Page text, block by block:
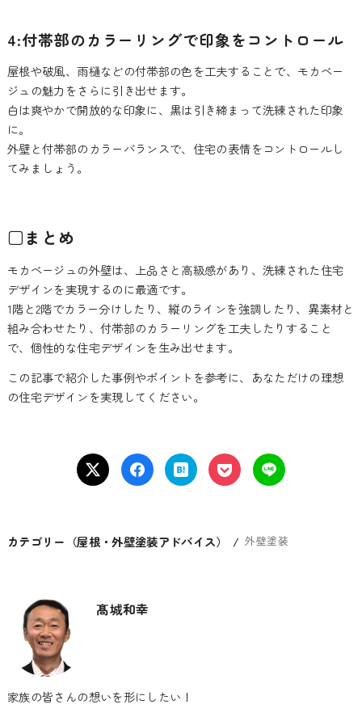
4:付帯部のカラーリングで印象をコントロール
屋根や破風、雨樋などの付帯部の色を工夫することで、モカベー
ジュの魅力をさらに引き出せます。
白は爽やかで開放的な印象に、黒は引き締まって洗練された印象
に。
外壁と付帯部のカラーバランスで、住宅の表情をコントロールし
てみましょう。
□まとめ
モカベージュの外壁は、上品さと高級感があり、洗練された住宅
デザインを実現するのに最適です。
1階と2階でカラー分けしたり、縦のラインを強調したり、異素材と
組み合わせたり、付帯部のカラーリングを工夫したりすること
で、個性的な住宅デザインを生み出せます。
この記事で紹介した事例やポイントを参考に、あなただけの理想
の住宅デザインを実現してください。
カテゴリー（屋根・外壁塗装アドバイス） 外壁塗装
髙城和幸
家族の皆さんの想いを形にしたい！